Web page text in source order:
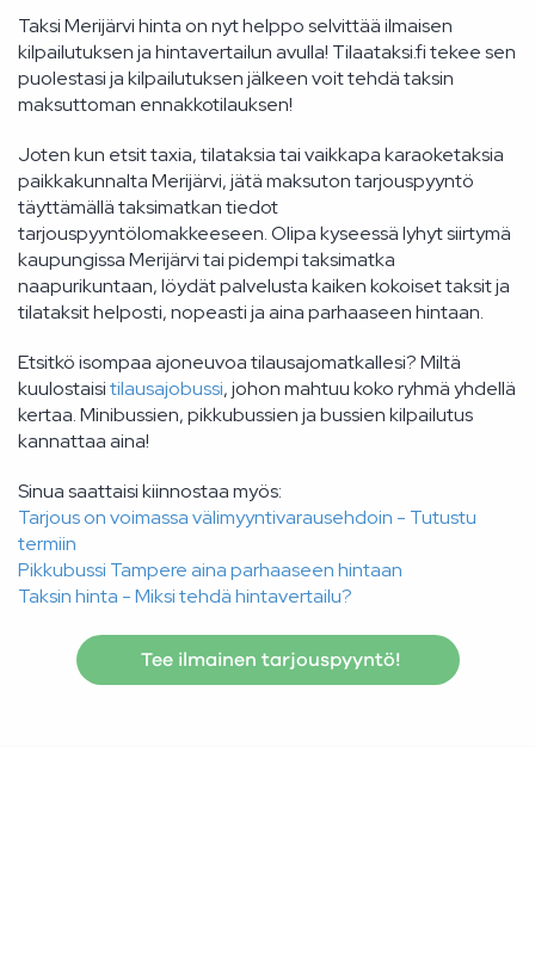
Taksi Merijärvi hinta on nyt helppo selvittää ilmaisen
kilpailutuksen ja hintavertailun avulla! Tilaataksi.fi tekee sen
puolestasi ja kilpailutuksen jälkeen voit tehdä taksin
maksuttoman ennakkotilauksen!
Joten kun etsit taxia, tilataksia tai vaikkapa karaoketaksia
paikkakunnalta Merijärvi, jätä maksuton tarjouspyyntö
täyttämällä taksimatkan tiedot
tarjouspyyntölomakkeeseen. Olipa kyseessä lyhyt siirtymä
kaupungissa Merijärvi tai pidempi taksimatka
naapurikuntaan, löydät palvelusta kaiken kokoiset taksit ja
tilataksit helposti, nopeasti ja aina parhaaseen hintaan.
Etsitkö isompaa ajoneuvoa tilausajomatkallesi? Miltä
kuulostaisitilausajobussi, johon mahtuu koko ryhmä yhdellä
kertaa. Minibussien, pikkubussien ja bussien kilpailutus
kannattaa aina!
Sinua saattaisi kiinnostaa myös:
Tarjous on voimassa välimyyntivarausehdoin - Tutustu
termiin
Pikkubussi Tampere aina parhaaseen hintaan
Taksin hinta - Miksi tehdä hintavertailu?
Tee ilmainen tarjouspyyntö!